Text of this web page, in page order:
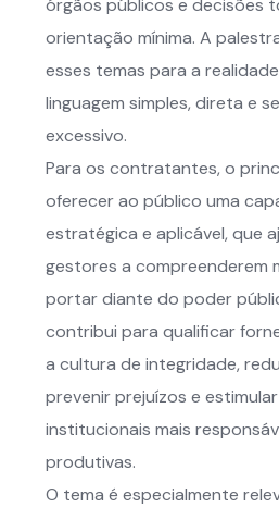
órgãos públicos e decisões
orientação mínima. A
esses temas para a
linguagem simples, direta e
excessivo.
Para os contratantes, o
oferecer ao público uma
estratégica e aplicável, que
gestores a compreenderem
portar diante do poder
contribui para qualificar
a cultura de integridade,
prevenir prejuízos e
institucionais mais
produtivas.
O tema é especialmente